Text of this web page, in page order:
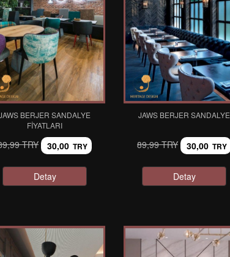
BERJER SANDALYE
FIYATLARI
TRY 30,00 TRY
Detay
JAWS BERJER SANDALYE
89,99 TRY 30,00 TRY
Detay